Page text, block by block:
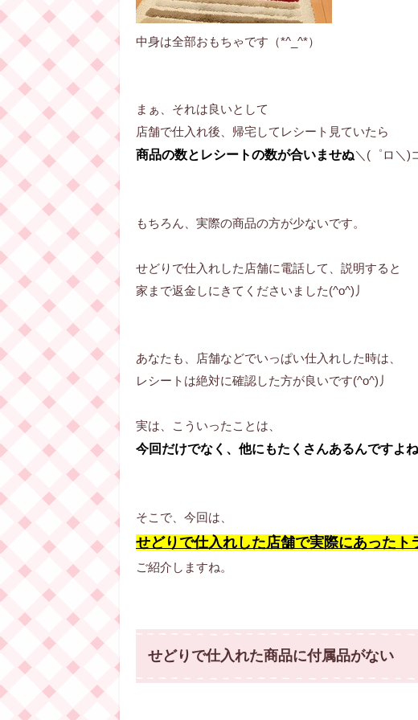
中身は全部おもちゃです（*^_^*）
まぁ、それは良いとして
店舗で仕入れ後、帰宅してレシート見ていたら
商品の数とレシートの数が合いませぬ＼(゜ロ＼)
もちろん、実際の商品の方が少ないです。
せどりで仕入れした店舗に電話して、説明すると
家まで返金しにきてくださいました(^o^)丿
あなたも、店舗などでいっぱい仕入れした時は、
レシートは絶対に確認した方が良いです(^o^)丿
実は、こういったことは、
今回だけでなく、他にもたくさんあるんですよね
そこで、今回は、
せどりで仕入れした店舗で実際にあったト
ご紹介しますね。
せどりで仕入れた商品に付属品がない